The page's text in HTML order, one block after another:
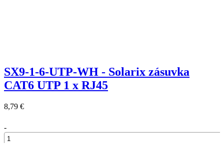
SX9-1-6-UTP-WH - Solarix zásuvka
CAT6 UTP 1 x RJ45
8,79 €
-